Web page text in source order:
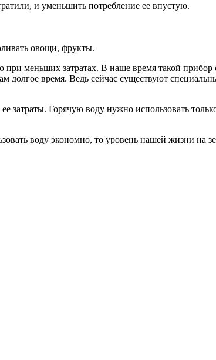
и уменьшить потребление ее впустую.
овощи, фрукты.
при меньших затратах. В наше время такой
долгое время. Ведь сейчас существуют
затраты. Горячую воду нужно использовать
воду экономно, то уровень нашей жизни на